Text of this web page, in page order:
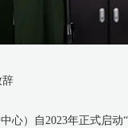
辞
）自2023年正式启